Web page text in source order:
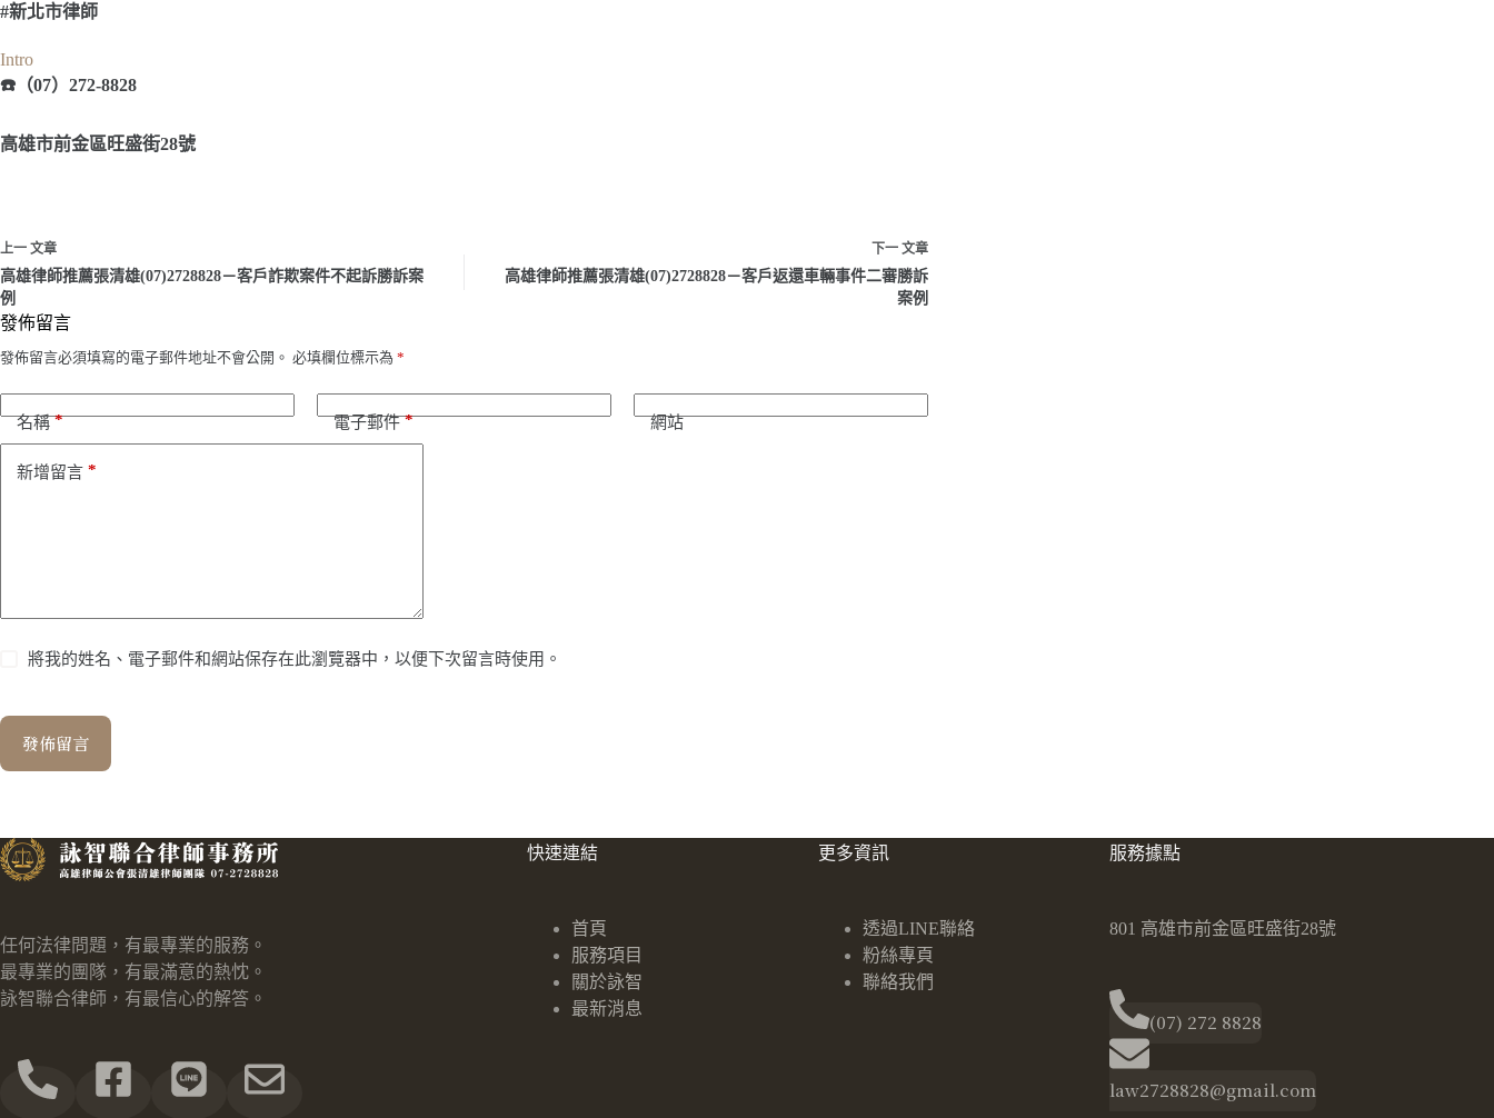
#新北市律師
Intro
☎ （07）272-8828
高雄市前金區旺盛街28號
上一 文章
高雄律師推薦張清雄(07)2728828－客戶詐欺案件不起訴勝訴案
例
下一 文章
高雄律師推薦張清雄(07)2728828－客戶返還車輛事件二審勝訴
案例
發佈留言
發佈留言必須填寫的電子郵件地址不會公開。 必填欄位標示為 *
名稱* 電子郵件* 網站
新增留言 *
將我的姓名、電子郵件和網站保存在此瀏覽器中，以便下次留言時使用。
發佈留言
任何法律問題，有最專業的服務。
最專業的團隊，有最滿意的熱忱。
詠智聯合律師，有最信心的解答。
快速連結
首頁
服務項目
關於詠智
最新消息
更多資訊
透過LINE聯絡
粉絲專頁
聯絡我們
服務據點
801 高雄市前金區旺盛街28號
(07) 272 8828
law2728828@gmail.com